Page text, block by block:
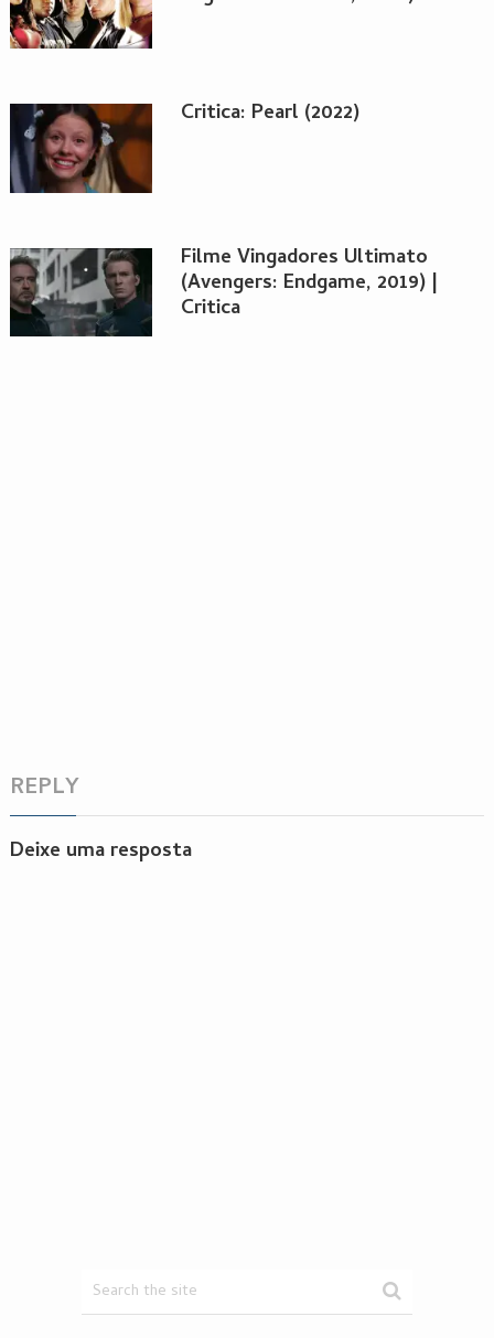
Critica: Pearl (2022)
Filme Vingadores Ultimato
(Avengers: Endgame, 2019) |
Critica
REPLY
Deixe uma resposta